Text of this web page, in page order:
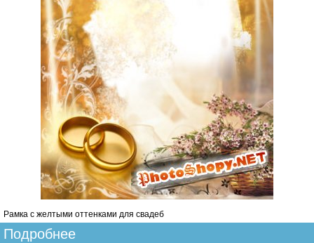
Рамка с желтыми оттенками для свадеб
Подробнее